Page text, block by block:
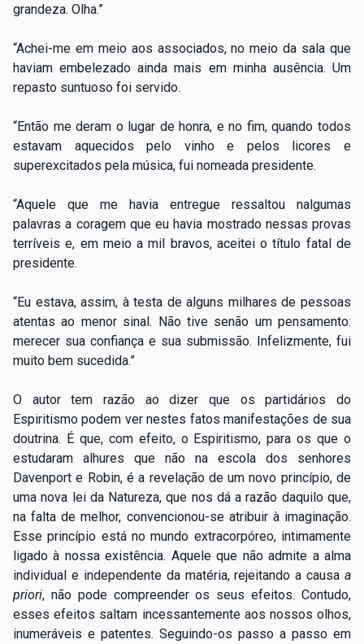
grandeza. Olha.”
“Achei-me em meio aos associados, no meio da sala que
haviam embelezado ainda mais em minha ausência. Um
repasto suntuoso foi servido.
“Então me deram o lugar de honra, e no fim, quando todos
estavam aquecidos pelo vinho e pelos licores e
superexcitados pela música, fui nomeada presidente.
“Aquele que me havia entregue ressaltou nalgumas
palavras a coragem que eu havia mostrado nessas provas
terríveis e, em meio a mil bravos, aceitei o título fatal de
presidente.
“Eu estava, assim, à testa de alguns milhares de pessoas
atentas ao menor sinal. Não tive senão um pensamento:
merecer sua confiança e sua submissão. Infelizmente, fui
muito bem sucedida.”
O autor tem razão ao dizer que os partidários do
Espiritismo podem ver nestes fatos manifestações de sua
doutrina. É que, com efeito, o Espiritismo, para os que o
estudaram alhures que não na escola dos senhores
Davenport e Robin, é a revelação de um novo princípio, de
uma nova lei da Natureza, que nos dá a razão daquilo que,
na falta de melhor, convencionou-se atribuir à imaginação.
Esse princípio está no mundo extracorpóreo, intimamente
ligado à nossa existência. Aquele que não admite a alma
individual e independente da matéria, rejeitando a causa a
priori, não pode compreender os seus efeitos. Contudo,
esses efeitos saltam incessantemente aos nossos olhos,
inumeráveis e patentes. Seguindo-os passo a passo em